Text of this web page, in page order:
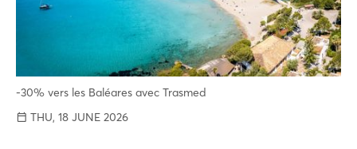
-30% vers les Baléares avec Trasmed
THU, 18 JUNE 2026